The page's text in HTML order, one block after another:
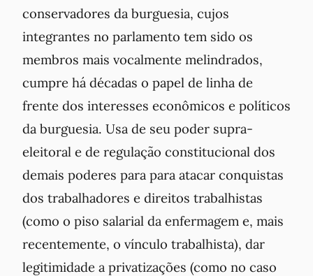
conservadores da burguesia, cujos
integrantes no parlamento tem sido os
membros mais vocalmente melindrados,
cumpre há décadas o papel de linha de
frente dos interesses econômicos e políticos
da burguesia. Usa de seu poder supra-
eleitoral e de regulação constitucional dos
demais poderes para para atacar conquistas
dos trabalhadores e direitos trabalhistas
(como o piso salarial da enfermagem e, mais
recentemente, o vínculo trabalhista), dar
legitimidade a privatizações (como no caso